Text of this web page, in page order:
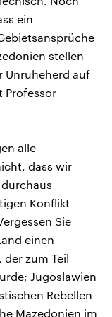
ein
stellen
Unruheherd auf
Professor
alle
dass wir
Konflikt
Sie
einen
zum Teil
Jugoslawien
Rebellen
Mazedonien im